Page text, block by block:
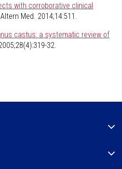
with corroborative clinical
Med. 2014;14:511.
castus: a systematic review of
32.